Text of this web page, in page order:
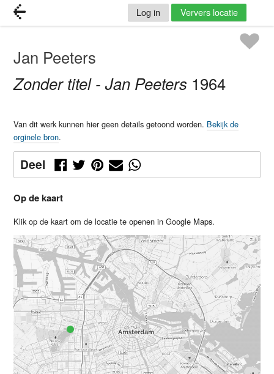
Log in Ververs locatie
Jan Peeters
Zonder titel - Jan Peeters 1964
Van dit werk kunnen hier geen details getoond worden. Bekijk de
orginele bron.
Deel
Op de kaart
Klik op de kaart om de locatie te openen in Google Maps.